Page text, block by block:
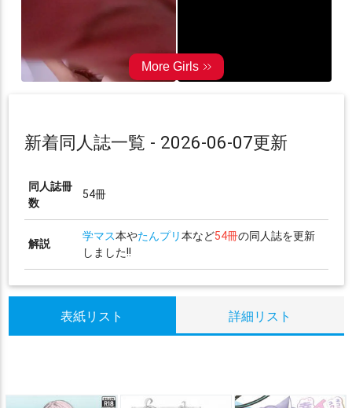
新着同人誌一覧 - 2026-06-07更新
同人誌冊
数
54冊
解説
学マス本やたんプリ本など54冊の同人誌を更新
しました!!
表紙リスト 詳細リスト